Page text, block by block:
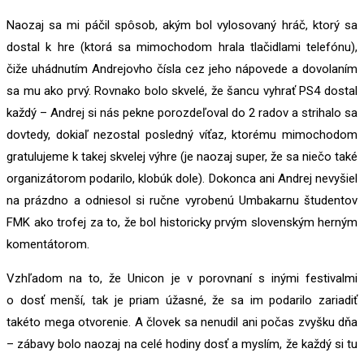
Naozaj sa mi páčil spôsob, akým bol vylosovaný hráč, ktorý sa
dostal k hre (ktorá sa mimochodom hrala tlačidlami telefónu),
čiže uhádnutím Andrejovho čísla cez jeho nápovede a dovolaním
sa mu ako prvý. Rovnako bolo skvelé, že šancu vyhrať PS4 dostal
každý – Andrej si nás pekne porozdeľoval do 2 radov a strihalo sa
dovtedy, dokiaľ nezostal posledný víťaz, ktorému mimochodom
gratulujeme k takej skvelej výhre (je naozaj super, že sa niečo také
organizátorom podarilo, klobúk dole). Dokonca ani Andrej nevyšiel
na prázdno a odniesol si ručne vyrobenú Umbakarnu študentov
FMK ako trofej za to, že bol historicky prvým slovenským herným
komentátorom.
Vzhľadom na to, že Unicon je v porovnaní s inými festivalmi
o dosť menší, tak je priam úžasné, že sa im podarilo zariadiť
takéto mega otvorenie. A človek sa nenudil ani počas zvyšku dňa
– zábavy bolo naozaj na celé hodiny dosť a myslím, že každý si tu